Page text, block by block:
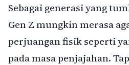
Sebagai generasi yang
Gen Z mungkin merasa
perjuangan fisik seperti
pada masa penjajahan.